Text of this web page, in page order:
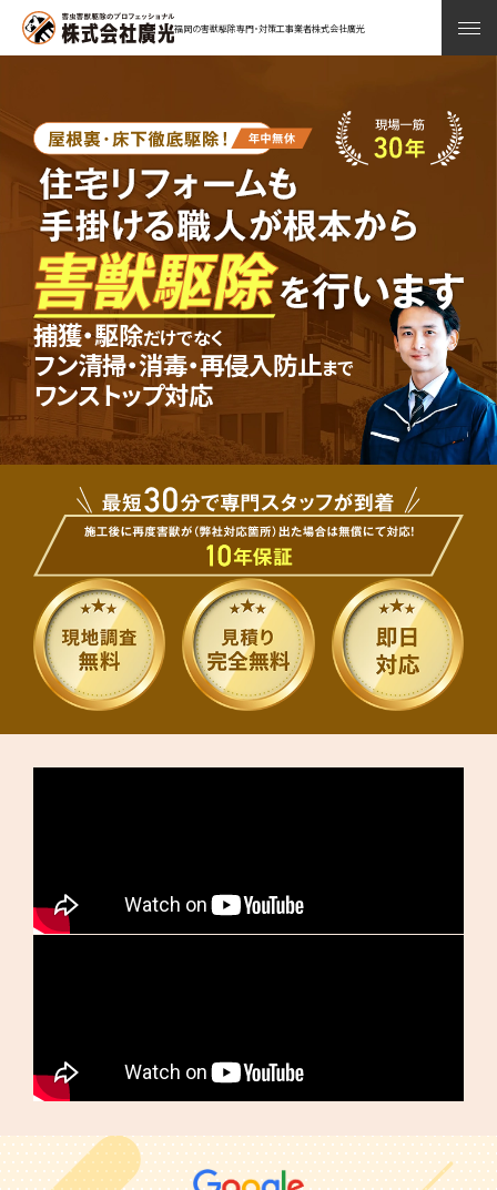
福岡の害獣駆除専門・対策工事業者株式会社廣光
捕獲・駆除だけでなく
フン清掃・消毒・再侵入防止まで
ワンストップ対応